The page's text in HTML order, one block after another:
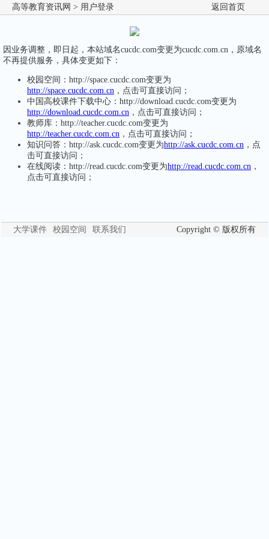
高等教育资讯网 > 用户登录 返回首页
因业务调整，即日起，本站域名cucdc.com变更为cucdc.com.cn，原域名
不再提供服务，具体变更如下：
校园空间：http://space.cucdc.com变更为
http://space.cucdc.com.cn ，点击可直接访问；
中国高校课件下载中心：http://download.cucdc.com变更为
http://download.cucdc.com.cn ，点击可直接访问；
教师库：http://teacher.cucdc.com变更为
http://teacher.cucdc.com.cn ，点击可直接访问；
知识问答：http://ask.cucdc.com变更为http://ask.cucdc.com.cn ，点
击可直接访问；
在线阅读：http://read.cucdc.com变更为http://read.cucdc.com.cn ，
点击可直接访问；
大学课件 校园空间 联系我们 Copyright © 版权所有